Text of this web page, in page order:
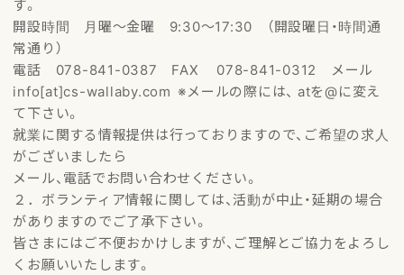
す。
開設時間 月曜～金曜 9:30～17:30 （開設曜日・時間通
常通り）
電話 078-841-0387 FAX 078-841-0312 メール
info[at]cs-wallaby.com ※メールの際には、 atを@に変え
て下さい。
就業に関する情報提供は行っておりますので、ご希望の求人
がございましたら
メール、電話でお問い合わせください。
２．ボランティア情報に関しては、活動が中止・延期の場合
がありますのでご了承下さい。
皆さまにはご不便おかけしますが、ご理解とご協力をよろし
くお願いいたします。